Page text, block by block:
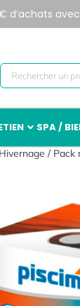
d’achats
SPA /
Hivernage / Pack